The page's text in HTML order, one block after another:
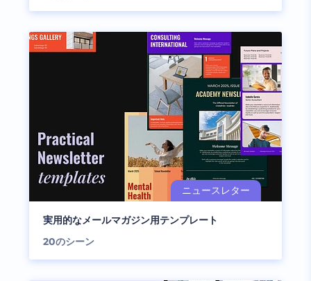
実用的なメールマガジン用テンプレート
20のシーン